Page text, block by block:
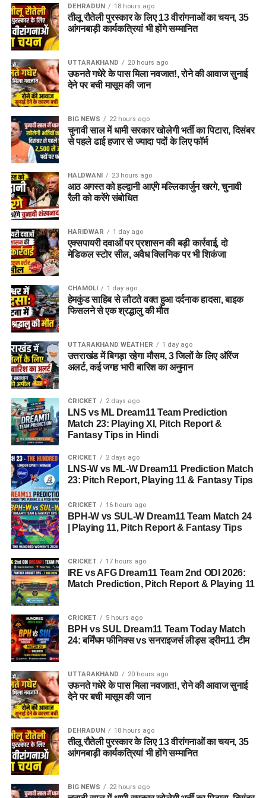
DEHRADUN 18 hours ago
तीलू रौतेली पुरस्कार के लिए 13 वीरांगनाओं का चयन, 35
आंगनबाड़ी कार्यकत्रियां भी होंगे सम्मानित
UTTARAKHAND 20 hours ago
उफनते गधेरे के पास मिला नवजात!, रोने की आवाज सुनाई
देने पर बची मासूम की जान
BIG NEWS 22 hours ago
चुनावी साल में धामी सरकार खोलेगी भर्ती का पिटारा, दिसंबर
से पहले ढाई हजार से ज्यादा पदों के लिए फॉर्म
HALDWANI 23 hours ago
आठ अगस्त को हल्द्वानी आएंगे मल्लिकार्जुन खरगे, चुनावी
रैली को करेंगे संबोधित
HARIDWAR 1 day ago
एक्सपायरी दवाओं पर प्रशासन की बड़ी कार्रवाई, दो
मेडिकल स्टोर सील, अवैध क्लिनिक पर भी शिकंजा
CHAMOLI 1 day ago
हेमकुंड साहिब से लौटते वक्त हुआ दर्दनाक हादसा, बाइक
फिसलने से एक श्रद्धालु की मौत
UTTARAKHAND WEATHER 1 day ago
उत्तराखंड में बिगड़ा रहेगा मौसम, 3 जिलों के लिए ऑरेंज
अलर्ट, कई जगह भारी बारिश का अनुमान
CRICKET 2 days ago
LNS vs ML Dream11 Team Prediction
Match 23: Playing XI, Pitch Report &
Fantasy Tips in Hindi
CRICKET 2 days ago
LNS-W vs ML-W Dream11 Prediction Match
23: Pitch Report, Playing 11 & Fantasy Tips
CRICKET 16 hours ago
BPH-W vs SUL-W Dream11 Team Match 24
| Playing 11, Pitch Report & Fantasy Tips
CRICKET 17 hours ago
IRE vs AFG Dream11 Team 2nd ODI 2026:
Match Prediction, Pitch Report & Playing 11
CRICKET 5 hours ago
BPH vs SUL Dream11 Team Today Match
24: बर्मिंघम फीनिक्स vs सनराइजर्स लीड्स ड्रीम11 टीम
UTTARAKHAND 20 hours ago
उफनते गधेरे के पास मिला नवजात!, रोने की आवाज सुनाई
देने पर बची मासूम की जान
DEHRADUN 18 hours ago
तीलू रौतेली पुरस्कार के लिए 13 वीरांगनाओं का चयन, 35
आंगनबाड़ी कार्यकत्रियां भी होंगे सम्मानित
BIG NEWS 22 hours ago